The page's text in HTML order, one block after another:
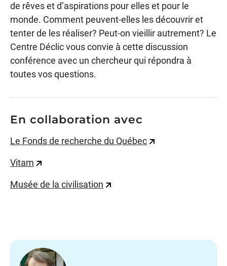
de rêves et d’aspirations pour elles et pour le
monde. Comment peuvent-elles les découvrir et
tenter de les réaliser? Peut-on vieillir autrement? Le
Centre Déclic vous convie à cette discussion
conférence avec un chercheur qui répondra à
toutes vos questions.
En collaboration avec
Le Fonds de recherche du Québec
Vitam
Musée de la civilisation